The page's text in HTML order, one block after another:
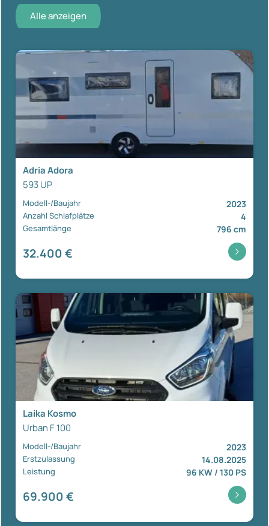
Alle anzeigen
Adria Adora
593 UP
Modell-/Baujahr 2023
Anzahl Schlafplätze 4
Gesamtlänge 796 cm
32.400 €
Laika Kosmo
Urban F 100
Modell-/Baujahr 2023
Erstzulassung 14.08.2025
Leistung 96 KW / 130 PS
69.900 €